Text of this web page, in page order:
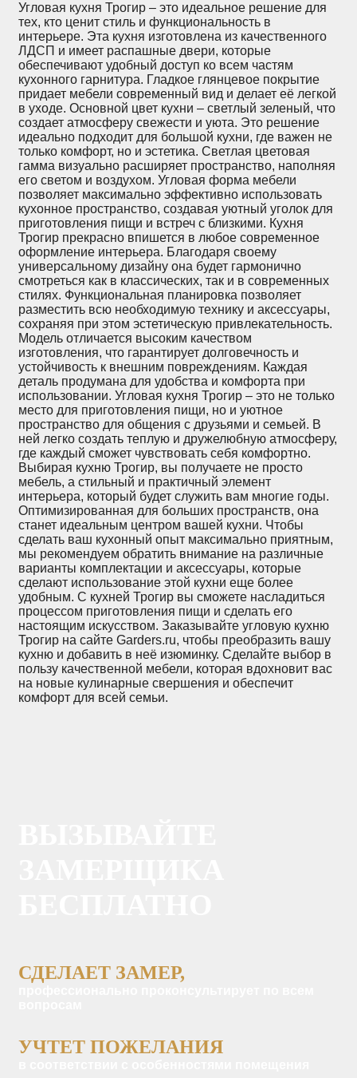
Угловая кухня Трогир – это идеальное решение для
тех, кто ценит стиль и функциональность в
интерьере. Эта кухня изготовлена из качественного
ЛДСП и имеет распашные двери, которые
обеспечивают удобный доступ ко всем частям
кухонного гарнитура. Гладкое глянцевое покрытие
придает мебели современный вид и делает её легкой
в уходе. Основной цвет кухни – светлый зеленый, что
создает атмосферу свежести и уюта. Это решение
идеально подходит для большой кухни, где важен не
только комфорт, но и эстетика. Светлая цветовая
гамма визуально расширяет пространство, наполняя
его светом и воздухом. Угловая форма мебели
позволяет максимально эффективно использовать
кухонное пространство, создавая уютный уголок для
приготовления пищи и встреч с близкими. Кухня
Трогир прекрасно впишется в любое современное
оформление интерьера. Благодаря своему
универсальному дизайну она будет гармонично
смотреться как в классических, так и в современных
стилях. Функциональная планировка позволяет
разместить всю необходимую технику и аксессуары,
сохраняя при этом эстетическую привлекательность.
Модель отличается высоким качеством
изготовления, что гарантирует долговечность и
устойчивость к внешним повреждениям. Каждая
деталь продумана для удобства и комфорта при
использовании. Угловая кухня Трогир – это не только
место для приготовления пищи, но и уютное
пространство для общения с друзьями и семьей. В
ней легко создать теплую и дружелюбную атмосферу,
где каждый сможет чувствовать себя комфортно.
Выбирая кухню Трогир, вы получаете не просто
мебель, а стильный и практичный элемент
интерьера, который будет служить вам многие годы.
Оптимизированная для больших пространств, она
станет идеальным центром вашей кухни. Чтобы
сделать ваш кухонный опыт максимально приятным,
мы рекомендуем обратить внимание на различные
варианты комплектации и аксессуары, которые
сделают использование этой кухни еще более
удобным. С кухней Трогир вы сможете насладиться
процессом приготовления пищи и сделать его
настоящим искусством. Заказывайте угловую кухню
Трогир на сайте Garders.ru, чтобы преобразить вашу
кухню и добавить в неё изюминку. Сделайте выбор в
пользу качественной мебели, которая вдохновит вас
на новые кулинарные свершения и обеспечит
комфорт для всей семьи.
СДЕЛАЕТ ЗАМЕР,
УЧТЕТ ПОЖЕЛАНИЯ